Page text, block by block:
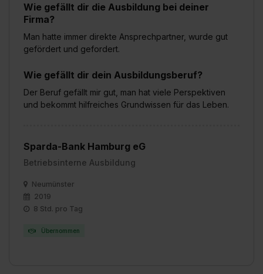
Wie gefällt dir die Ausbildung bei deiner
Firma?
Man hatte immer direkte Ansprechpartner, wurde gut
gefördert und gefordert.
Wie gefällt dir dein Ausbildungsberuf?
Der Beruf gefällt mir gut, man hat viele Perspektiven
und bekommt hilfreiches Grundwissen für das Leben.
Sparda-Bank Hamburg eG
Betriebsinterne Ausbildung
Neumünster
2019
8 Std. pro Tag
Übernommen